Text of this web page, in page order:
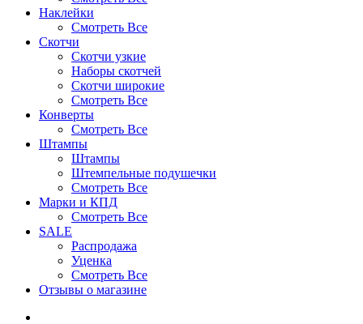
Наклейки
Смотреть Все
Скотчи
Скотчи узкие
Наборы скотчей
Скотчи широкие
Смотреть Все
Конверты
Смотреть Все
Штампы
Штампы
Штемпельные подушечки
Смотреть Все
Марки и КПД
Смотреть Все
SALE
Распродажа
Уценка
Смотреть Все
Отзывы о магазине